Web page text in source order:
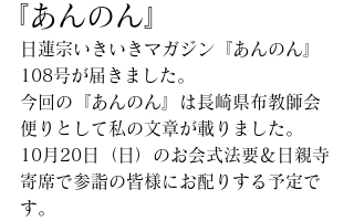
『あんのん』
日蓮宗いきいきマガジン『あんのん』
108号が届きました。
今回の『あんのん』は長崎県布教師会
便りとして私の文章が載りました。
10月20日（日）のお会式法要＆日親寺
寄席で参詣の皆様にお配りする予定で
す。